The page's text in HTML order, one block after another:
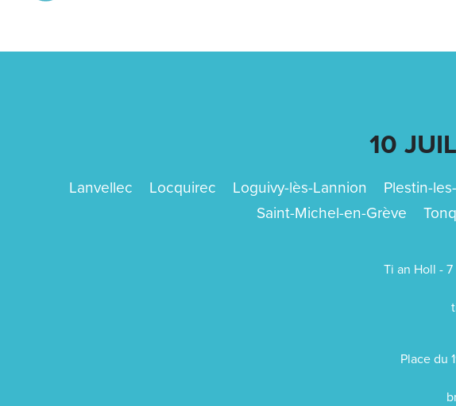
10
Lanvellec Locquirec Loguivy-lès-Lannion Plestin-
Saint-Michel-en-Grève
Ti an Holl -
Place du